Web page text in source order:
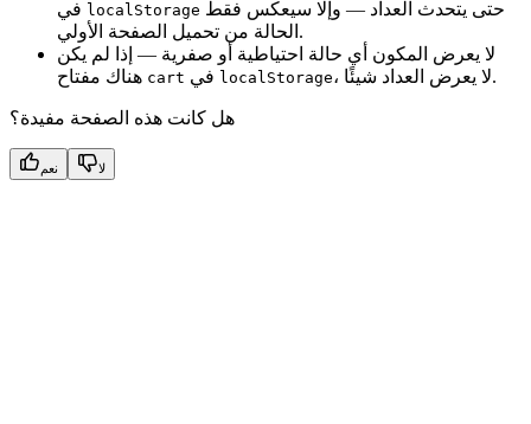
localStorage
الحالة من تحميل الصفحة الأولي.
لا يعرض المكون أي حالة احتياطية أو صفرية — إذا لم يكن
cart localStorage ، لا يعرض العداد شيئًا.
هل كانت هذه الصفحة مفيدة؟
نعم لا